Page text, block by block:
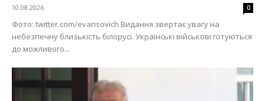
10.08.2026 0
Фото: twitter.com/evansovich Видання звертає увагу на
небезпечну близькість білорусі. Українські військові готуються
до можливого...